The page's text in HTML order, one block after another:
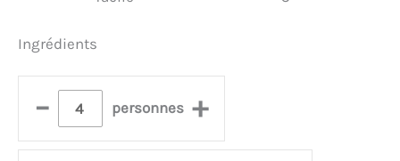
Ingrédients
– personnes +